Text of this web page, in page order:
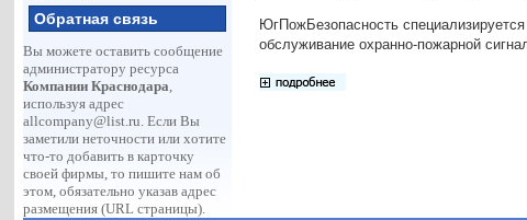
Обратная связь
Вы можете оставить сообщение
администратору ресурса
Компании Краснодара,
используя адрес
allcompany@list.ru. Если Вы
заметили неточности или хотите
что-то добавить в карточку
своей фирмы, то пишите нам об
этом, обязательно указав адрес
размещения (URL страницы).
ЮгПожБезопасность
обслуживание охранно-пожарной